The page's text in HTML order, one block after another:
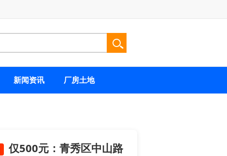
新闻资讯 厂房土地
仅500元：青秀区中山路